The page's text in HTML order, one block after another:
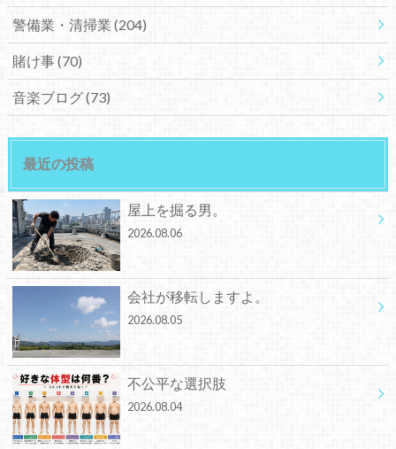
警備業・清掃業 (204)
賭け事(70)
音楽ブログ(73)
最近の投稿
屋上を掘る男。
2026.08.06
会社が移転しますよ。
2026.08.05
不公平な選択肢
2026.08.04